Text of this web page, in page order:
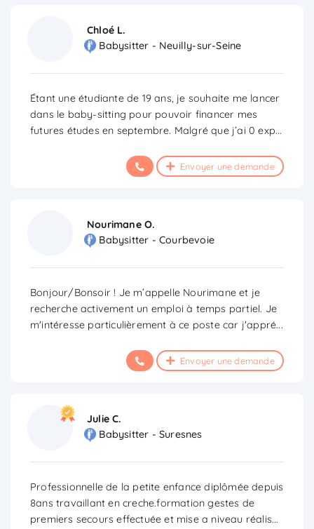
Chloé L.
Babysitter - Neuilly-sur-Seine
Étant une étudiante de 19 ans, je souhaite me lancer
dans le baby-sitting pour pouvoir financer mes
futures études en septembre. Malgré que j’ai 0 exp...
Envoyer une demande
Nourimane O.
Babysitter - Courbevoie
Bonjour/Bonsoir ! Je m’appelle Nourimane et je
recherche activement un emploi à temps partiel. Je
m'intéresse particulièrement à ce poste car j'appré...
Envoyer une demande
Julie C.
Babysitter - Suresnes
Professionnelle de la petite enfance diplômée depuis
8ans travaillant en creche.formation gestes de
premiers secours effectuée et mise a niveau réalis...